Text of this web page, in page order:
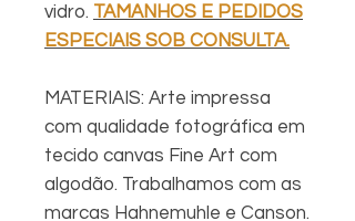
vidro. TAMANHOS E PEDIDOS
ESPECIAIS SOB CONSULTA.
MATERIAIS: Arte impressa
com qualidade fotográfica em
tecido canvas Fine Art com
algodão. Trabalhamos com as
marcas Hahnemuhle e Canson.